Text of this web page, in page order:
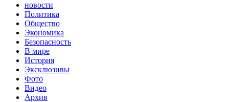
новости
Политика
Общество
Экономика
Безопасность
В мире
История
Эксклюзивы
Фото
Видео
Архив